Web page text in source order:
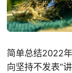
简单总结2022
向坚持不发表“